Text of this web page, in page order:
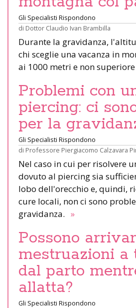
Gli Specialisti Rispondono
di Dottor Claudio Ivan Brambilla
Durante la gravidanza,
chi sceglie una vacanza in
ai 1000 metri e non
Problemi con
piercing: ci
per la
Gli Specialisti Rispondono
di Professore Piergiacomo Calzavara
Nel caso in cui per risolvere
dovuto al piercing sia
lobo dell'orecchio e, quindi,
cure locali, non ci sono
gravidanza. »
Possono
mestruazioni a
dal parto
allatta?
Gli Specialisti Rispondono